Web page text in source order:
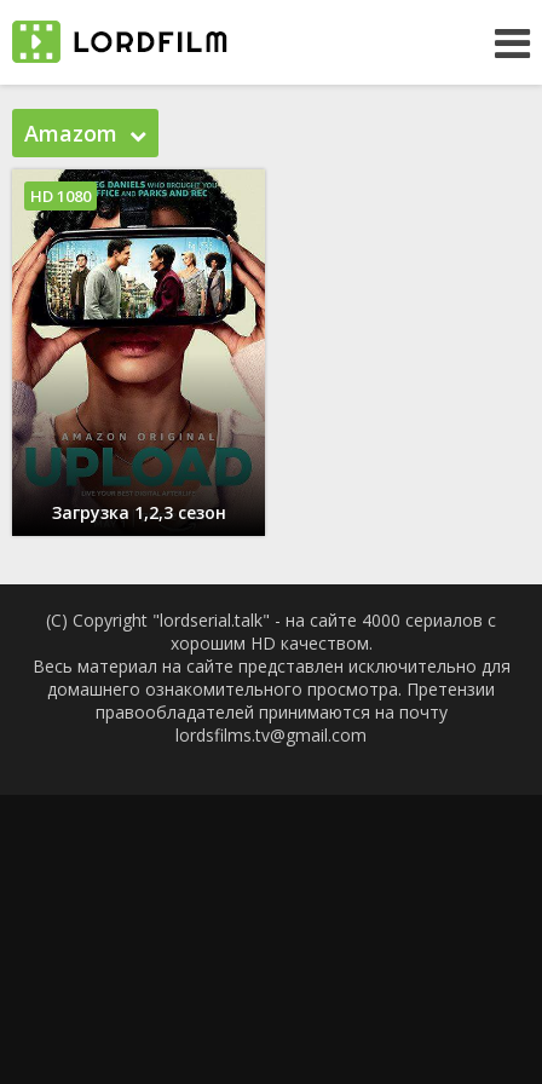
Amazom
Загрузка 1,2,3 сезон
HD 1080
(C) Copyright "lordserial.talk" - на сайте 4000 сериалов с
хорошим HD качеством.
Весь материал на сайте представлен исключительно для
домашнего ознакомительного просмотра. Претензии
правообладателей принимаются на почту
lordsfilms.tv@gmail.com